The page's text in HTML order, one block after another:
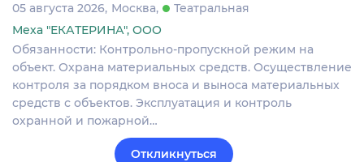
05 августа 2026 Москва
Театральная
Меха "ЕКАТЕРИНА", ООО
Обязанности: Контрольно-пропускной режим на
объект. Охрана материальных средств. Осуществление
контроля за порядком вноса и выноса материальных
средств с объектов. Эксплуатация и контроль
охранной и пожарной…
Откликнуться